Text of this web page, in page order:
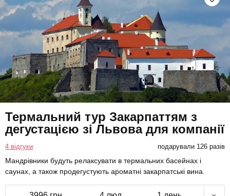
Термальний тур Закарпаттям з
дегустацією зі Львова для компанії
4 відгуки подарували 126 разів
Мандрівники будуть релаксувати в термальних басейнах і
саунах, а також продегустують ароматні закарпатські вина.